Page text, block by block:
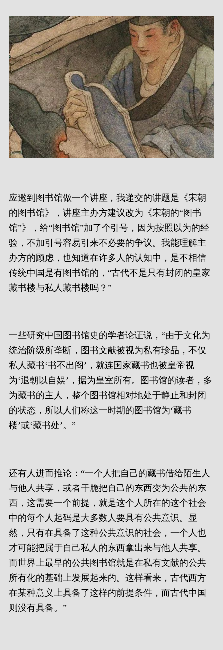
应邀到图书馆做一个讲座，我递交的讲题是《宋朝
的图书馆》，讲座主办方建议改为《宋朝的“图书
馆”》，给“图书馆”加了个引号，因为按照以为的经
验，不加引号容易引来不必要的争议。我能理解主
办方的顾虑，也知道在许多人的认知中，是不相信
传统中国是有图书馆的，“古代不是只有封闭的皇家
藏书楼与私人藏书楼吗？”
一些研究中国图书馆史的学者论证说，“由于文化为
统治阶级所垄断，图书文献被视为私有珍品，不仅
私人藏书‘书不出阁’，就连国家藏书也被皇帝视
为‘退朝以自娱’，据为皇室所有。图书馆的读者，多
为藏书的主人，整个图书馆相对地处于静止和封闭
的状态，所以人们称这一时期的图书馆为‘藏书
楼’或‘藏书处’。”
还有人进而推论：“一个人把自己的藏书借给陌生人
与他人共享，或者干脆把自己的东西变为公共的东
西，这需要一个前提，就是这个人所在的这个社会
中的每个人起码是大多数人要具有公共意识。显
然，只有在具备了这种公共意识的社会，一个人也
才可能把属于自己私人的东西拿出来与他人共享。
而世界上最早的公共图书馆就是在私有文献的公共
所有化的基础上发展起来的。这样看来，古代西方
在某种意义上具备了这样的前提条件，而古代中国
则没有具备。”